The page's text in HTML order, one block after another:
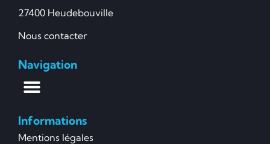
27400 Heudebouville
Nous contacter
Navigation
Informations
Mentions légales